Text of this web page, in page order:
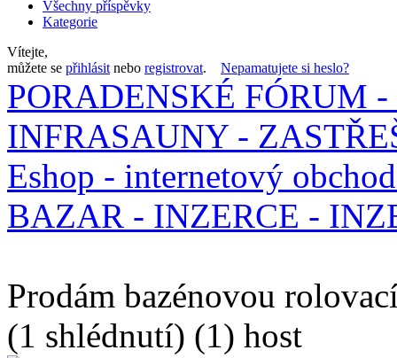
Všechny příspěvky
Kategorie
Vítejte,
můžete se přihlásit nebo registrovat. Nepamatujete si heslo?
PORADENSKÉ FÓRUM
INFRASAUNY -
Eshop - internetový
BAZAR - INZERCE -
Prodám bazénovou
(1 shlédnutí) (1) host